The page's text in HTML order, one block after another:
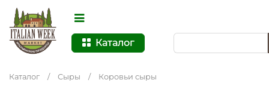
Каталог
Каталог / Сыры / Коровьи сыры